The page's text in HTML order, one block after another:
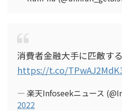
消費者金融大手に匹敵す
https://t.co/
— 楽天Infoseekニュース
2022